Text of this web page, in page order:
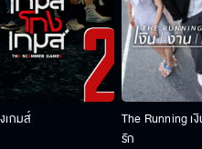
เกมส์
The Running เ
รัก